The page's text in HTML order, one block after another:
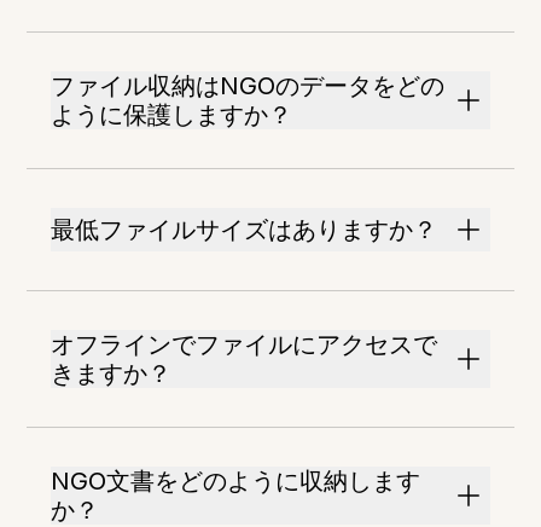
ファイル収納はNGOのデータをどの
ように保護しますか？
最低ファイルサイズはありますか？
オフラインでファイルにアクセスで
きますか？
NGO文書をどのように収納します
か？